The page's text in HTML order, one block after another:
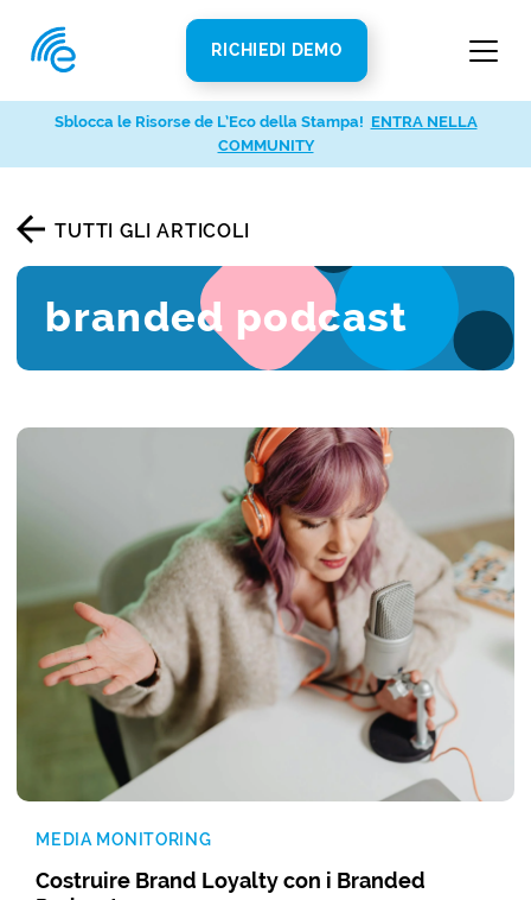
RICHIEDI DEMO
TUTTI GLI ARTICOLI
branded podcast
MEDIA MONITORING
Costruire Brand Loyalty con i Branded
Sblocca le Risorse de L’Eco della Stampa! ENTRA NELLA
COMMUNITY